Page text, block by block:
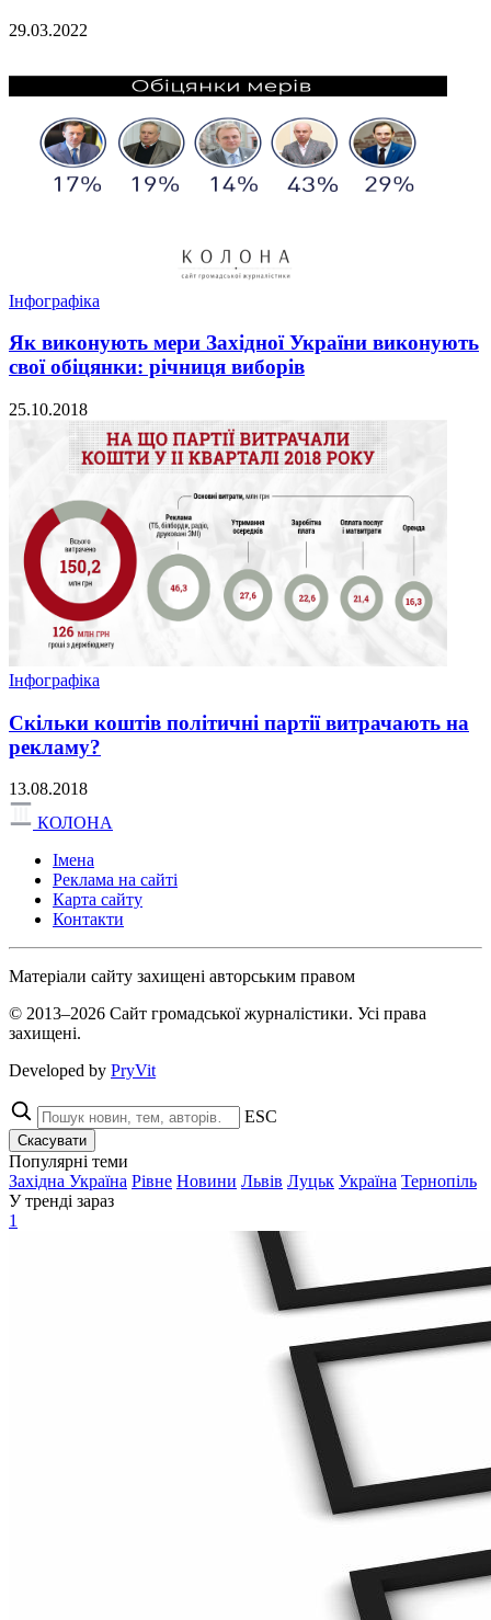
29.03.2022
Інфографіка
Як виконують мери Західної України виконують
свої обіцянки: річниця виборів
25.10.2018
Інфографіка
Скільки коштів політичні партії витрачають на
рекламу?
13.08.2018
КОЛОНА
Імена
Реклама на сайті
Карта сайту
Контакти
Матеріали сайту захищені авторським правом
© 2013–2026 Сайт громадської журналістики. Усі права
захищені.
Developed by PryVit
ESC
Скасувати
Популярні теми
Західна Україна Рівне Новини Львів Луцьк Україна Тернопіль
У тренді зараз
1